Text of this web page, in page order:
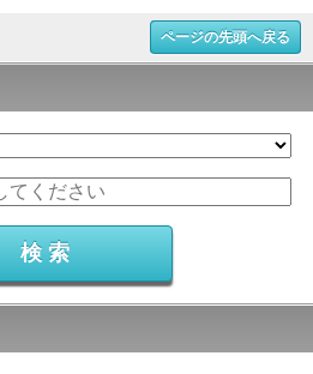
ページの先頭へ戻る